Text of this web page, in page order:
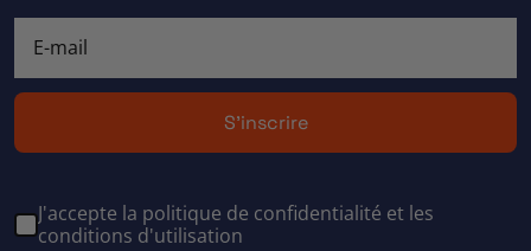
S'inscrire
J'accepte la politique de confidentialité et les
conditions d'utilisation